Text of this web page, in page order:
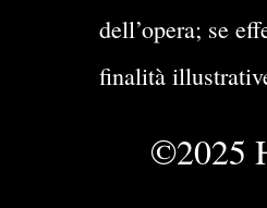
dell’opera; se
finalità
©2025